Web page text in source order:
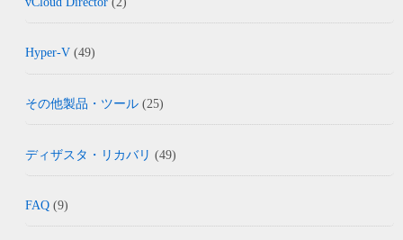
Hyper-V (49)
その他製品・ツール (25)
ディザスタ・リカバリ (49)
FAQ (9)